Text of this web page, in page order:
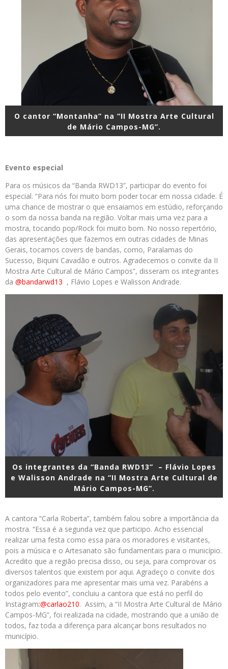
O cantor “Montanha” na “II Mostra Arte Cultural
de Mário Campos-MG”.
Evento especial
Para os músicos da “Banda RWD13”, participar do evento foi
especial. “Para nós foi muito bom poder tocar em nossa cidade. É
uma chance de mostrar o que ensaiamos em estúdio, reforçando
o som da nossa banda na região. Voltar mais uma vez para a
mostra, tocando pop/Rock foi muito bom. No nosso repertório,
das apresentações que fazemos em outras cidades de Minas
Gerais, tocamos covers de bandas, como, Paralamas do
Sucesso, Biquini Cavadão e outros. Agradecemos o convite da II
Mostra Arte Cultural de Mário Campos”, disseram os integrantes
da @bandarwd13 , Flávio Lopes e Walisson Andrade.
Os integrantes da “Banda RWD13” – Flávio Lopes
e Walisson Andrade na “II Mostra Arte Cultural de
Mário Campos-MG”.
A cantora “Carla Roberta”, também falou sobre a importância da
mostra. “Essa é a segunda vez que participo. Acho essencial
realizar uma festa como essa para os moradores e visitantes,
pois a música e o Artesanato são fundamentais para o município.
Acredito que a região precisa disso, ou seja, para comprovar os
diversos talentos que existem por aqui. Agradeço o convite dos
organizadores para me apresentar mais uma vez. Parabéns a
todos pelo evento”, concluiu a cantora que está no perfil do
Instagram:@carlao210. Assim, a “II Mostra Arte Cultural de Mário
Campos-MG”, foi realizada na cidade, mostrando que a união de
todos, faz toda a diferença para alcançar bons resultados no
município.